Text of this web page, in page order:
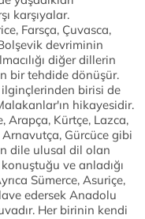
karşıyalar.
Farsça, Çuvasca,
devriminin
diğer dillerin
bir tehdide dönüşür.
birisi de
hikayesidir.
Arapça, Kürtçe, Lazca,
Gürcüce gibi
dile ulusal dil olan
ve anladığı
Sümerce, Asuriçe,
edersek Anadolu
Her birinin kendi